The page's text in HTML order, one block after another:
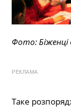
Фото: Біженці
РЕКЛАМА
Таке